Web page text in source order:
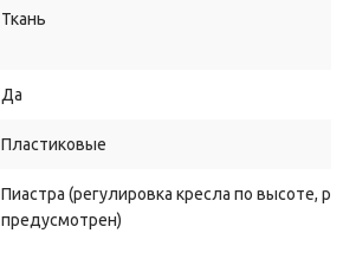
Ткань
Да
Пластиковые
Пиастра (регулировка кресла по высоте,
предусмотрен)